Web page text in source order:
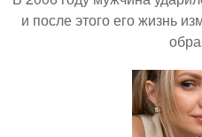
и после этого его жизнь